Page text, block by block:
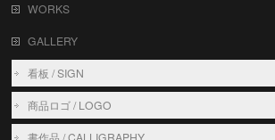
WORKS
GALLERY
看板 / SIGN
商品ロゴ / LOGO
書作品 / CALLIGRAPHY